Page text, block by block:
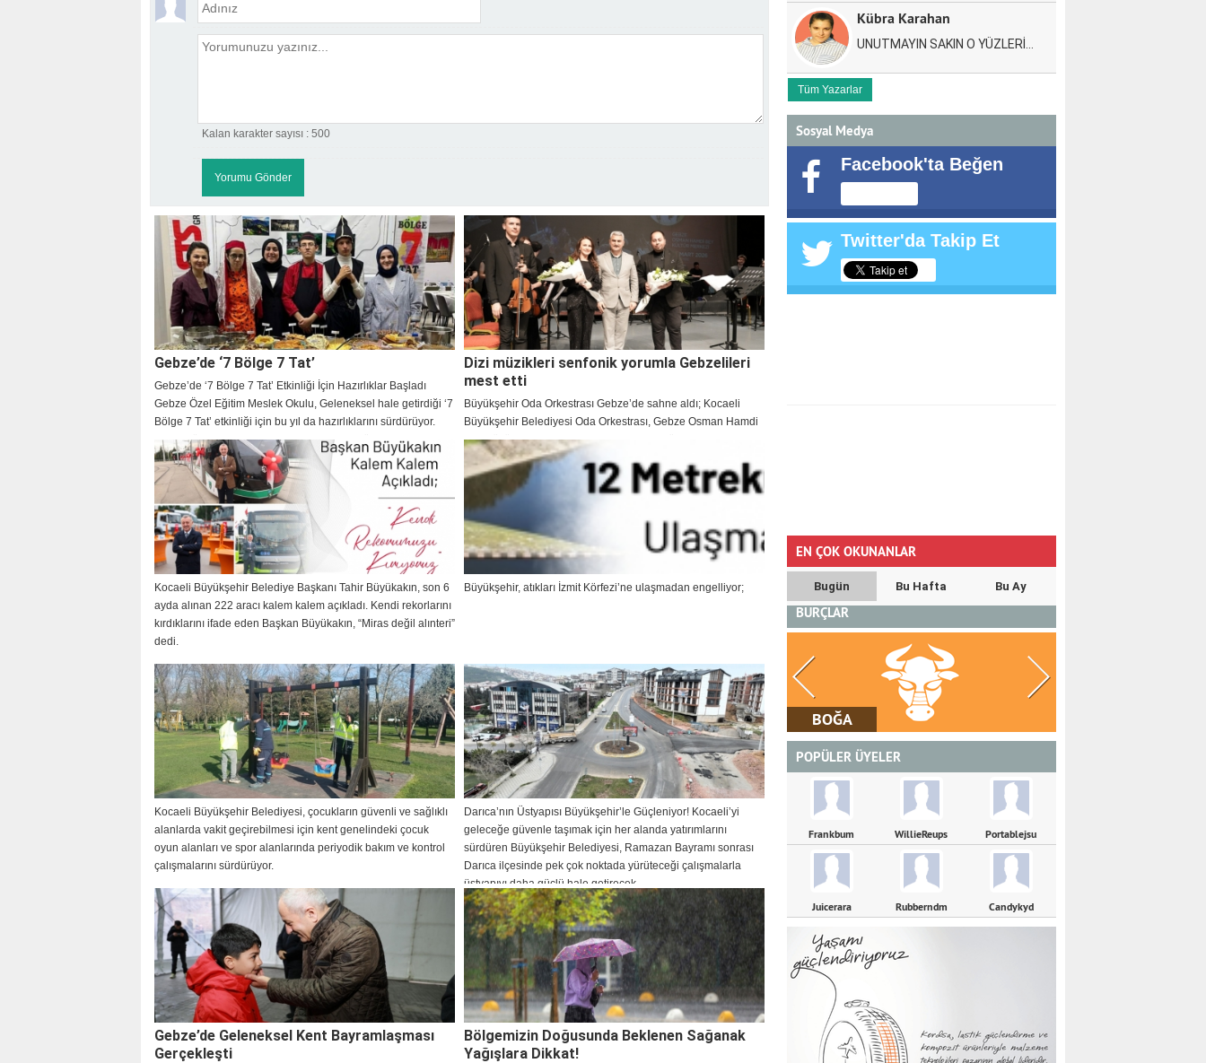
Kalan karakter sayısı : 500
Gebze’de ‘7 Bölge 7 Tat’
Gebze’de ‘7 Bölge 7 Tat’ Etkinliği İçin Hazırlıklar Başladı
Gebze Özel Eğitim Meslek Okulu, Geleneksel hale getirdiği ‘7
Bölge 7 Tat’ etkinliği için bu yıl da hazırlıklarını sürdürüyor.
Etkinlik öncesinde okul yetkilisiyle kısa bir röportaj
gerçekleştirdik.
Dizi müzikleri senfonik yorumla Gebzelileri
mest etti
Büyükşehir Oda Orkestrası Gebze’de sahne aldı; Kocaeli
Büyükşehir Belediyesi Oda Orkestrası, Gebze Osman Hamdi
Bey Kültür Merkezi’nde Toygar Işıklı dizi müziklerini
sahneledi. Şef Engin Şen yönetimindeki konser, senfonik
yorumlarıyla Gebzelileri mest etti.
Kocaeli Büyükşehir Belediye Başkanı Tahir Büyükakın, son 6
ayda alınan 222 aracı kalem kalem açıkladı. Kendi rekorlarını
kırdıklarını ifade eden Başkan Büyükakın, “Miras değil alınteri”
dedi.
Büyükşehir, atıkları İzmit Körfezi’ne ulaşmadan engelliyor;
Kocaeli Büyükşehir Belediyesi, çocukların güvenli ve sağlıklı
alanlarda vakit geçirebilmesi için kent genelindeki çocuk
oyun alanları ve spor alanlarında periyodik bakım ve kontrol
çalışmalarını sürdürüyor.
Darıca’nın Üstyapısı Büyükşehir’le Güçleniyor! Kocaeli’yi
geleceğe güvenle taşımak için her alanda yatırımlarını
sürdüren Büyükşehir Belediyesi, Ramazan Bayramı sonrası
Darıca ilçesinde pek çok noktada yürüteceği çalışmalarla
üstyapıyı daha güçlü hale getirecek.
Gebze’de Geleneksel Kent Bayramlaşması
Gerçekleşti
Bölgemizin Doğusunda Beklenen Sağanak
Yağışlara Dikkat!
Kübra Karahan
UNUTMAYIN SAKIN O YÜZLERİ…
Tüm Yazarlar
Sosyal Medya
Facebook'ta Beğen
Twitter'da Takip Et
EN ÇOK OKUNANLAR
Bugün Bu Hafta Bu Ay
BURÇLAR
KOÇ BOĞA İKİZLER
POPÜLER ÜYELER
Frankbum WillieReups Portablejsu
Juicerara Rubberndm Candykyd